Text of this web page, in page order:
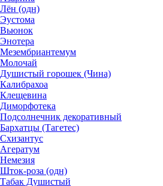
Лён (одн)
Эустома
Вьюнок
Энотера
Мезембриантемум
Молочай
Душистый горошек (Чина)
Калибрахоа
Клещевина
Диморфотека
Подсолнечник декоративный
Бархатцы (Тагетес)
Схизантус
Агератум
Немезия
Шток-роза (одн)
Табак Душистый